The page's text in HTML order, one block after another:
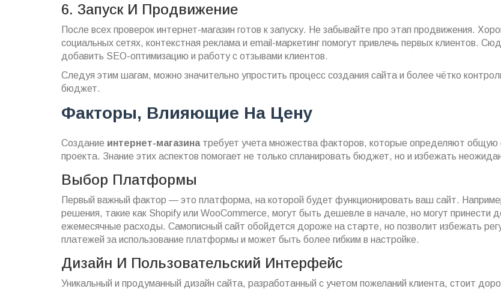
6. Запуск И Продвижение
После всех проверок интернет-магазин готов к запуску. Не забывайте про этап продвижения.
социальных сетях, контекстная реклама и email-маркетинг помогут привлечь первых клиентов.
добавить SEO-оптимизацию и работу с отзывами клиентов.
Следуя этим шагам, можно значительно упростить процесс создания сайта и более чётко
бюджет.
Факторы, Влияющие На Цену
Создание интернет-магазинатребует учета множества факторов, которые определяют общую
проекта. Знание этих аспектов помогает не только спланировать бюджет, но и избежать
Выбор Платформы
Первый важный фактор — это платформа, на которой будет функционировать ваш сайт.
решения, такие как Shopify или WooCommerce, могут быть дешевле в начале, но могут принести
ежемесячные расходы. Самописный сайт обойдется дороже на старте, но позволит избежать
платежей за использование платформы и может быть более гибким в настройке.
Дизайн И Пользовательский Интерфейс
Уникальный и продуманный дизайн сайта, разработанный с учетом пожеланий клиента, стоит